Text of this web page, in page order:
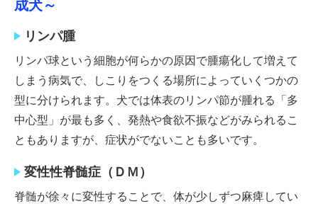
成犬～
リンパ腫
リンパ球という細胞が何らかの原因で腫瘍化して増えて
しまう病気で、しこりをつくる場所によっていくつかの
型に分けられます。犬では体表のリンパ節が腫れる「多
中心型」が最も多く、発熱や食欲不振などがみられるこ
ともありますが、症状がでないことも多いです。
変性性脊髄症（ＤＭ）
脊髄が徐々に変性することで、体が少しずつ麻痺してい